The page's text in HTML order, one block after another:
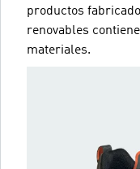
productos
renovables
materiales.